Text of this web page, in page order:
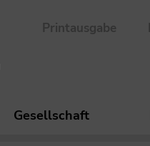
Printausgabe
Gesellschaft